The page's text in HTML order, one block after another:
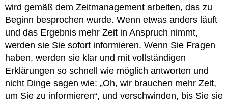
wird gemäß dem Zeitmanagement arbeiten, das zu
Beginn besprochen wurde. Wenn etwas anders läuft
und das Ergebnis mehr Zeit in Anspruch nimmt,
werden sie Sie sofort informieren. Wenn Sie Fragen
haben, werden sie klar und mit vollständigen
Erklärungen so schnell wie möglich antworten und
nicht Dinge sagen wie: „Oh, wir brauchen mehr Zeit,
um Sie zu informieren“, und verschwinden, bis Sie sie